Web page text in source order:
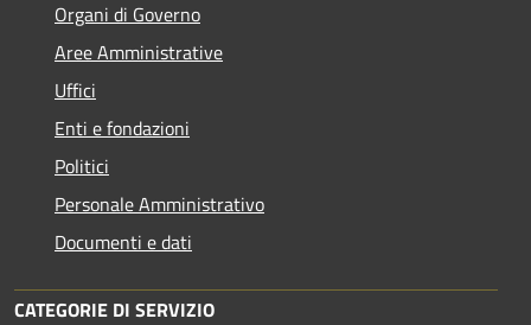
Organi di Governo
Aree Amministrative
Uffici
Enti e fondazioni
Politici
Personale Amministrativo
Documenti e dati
CATEGORIE DI SERVIZIO